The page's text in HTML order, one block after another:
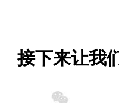
接下来让我